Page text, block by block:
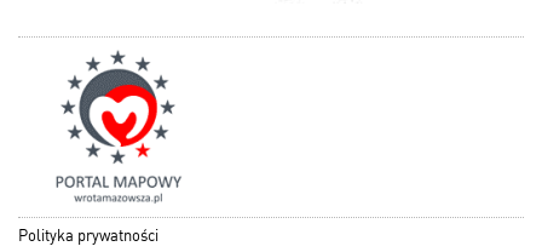
Polityka prywatności